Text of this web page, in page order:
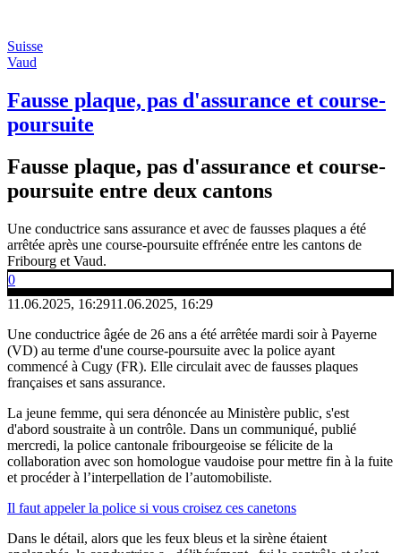
Suisse
Vaud
Fausse plaque, pas d'assurance et course-
poursuite
Fausse plaque, pas d'assurance et course-
poursuite entre deux cantons
Une conductrice sans assurance et avec de fausses plaques a été
arrêtée après une course-poursuite effrénée entre les cantons de
Fribourg et Vaud.
0
11.06.2025, 16:2911.06.2025, 16:29
Une conductrice âgée de 26 ans a été arrêtée mardi soir à Payerne
(VD) au terme d'une course-poursuite avec la police ayant
commencé à Cugy (FR). Elle circulait avec de fausses plaques
françaises et sans assurance.
La jeune femme, qui sera dénoncée au Ministère public, s'est
d'abord soustraite à un contrôle. Dans un communiqué, publié
mercredi, la police cantonale fribourgeoise se félicite de la
collaboration avec son homologue vaudoise pour mettre fin à la fuite
et procéder à l’interpellation de l’automobiliste.
Il faut appeler la police si vous croisez ces canetons
Dans le détail, alors que les feux bleus et la sirène étaient